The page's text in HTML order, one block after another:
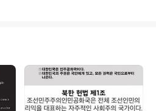
다는 하나만으로 즐
인지 모르지만 이런
은 연례행사로 변절...
대부분의 학교에서
만 소풍을 산이나 강